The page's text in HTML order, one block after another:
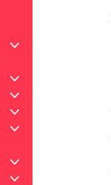
+
+
+
+
+
+
+